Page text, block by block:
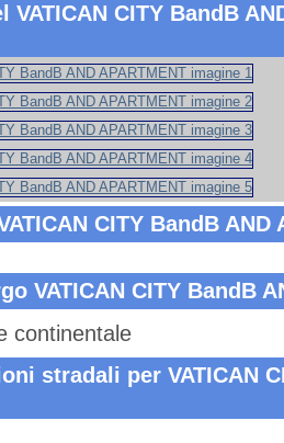
CITY BandB
CITY BandB AND
VATICAN CITY BandB
continentale
stradali per VATICAN